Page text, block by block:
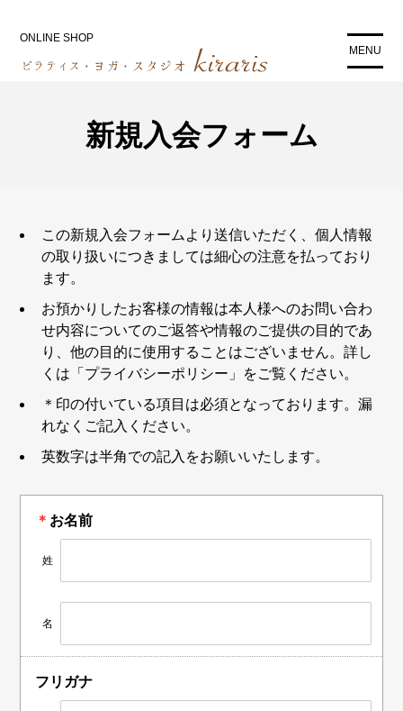
ONLINE SHOP
MENU
新規入会フォーム
この新規入会フォームより送信いただく、個人情報
の取り扱いにつきましては細心の注意を払っており
ます。
お預かりしたお客様の情報は本人様へのお問い合わ
せ内容についてのご返答や情報のご提供の目的であ
り、他の目的に使用することはございません。詳し
くは「プライバシーポリシー」をご覧ください。
＊印の付いている項目は必須となっております。漏
れなくご記入ください。
英数字は半角での記入をお願いいたします。
＊ お名前
姓
名
フリガナ